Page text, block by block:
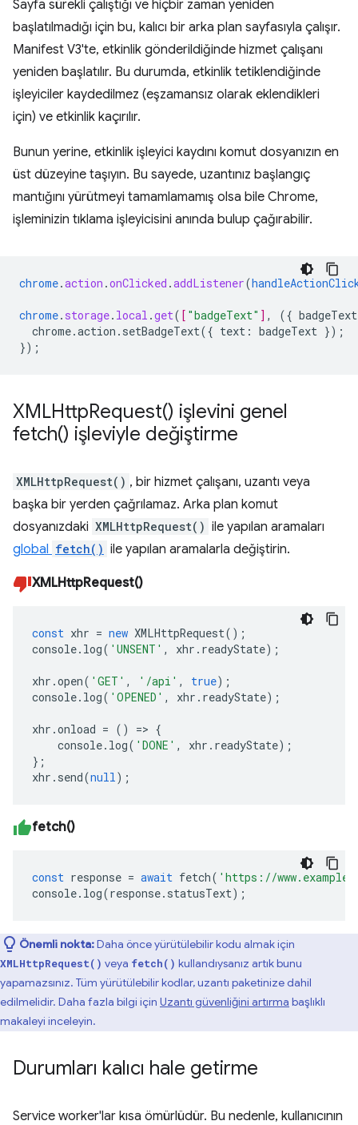
Sayfa sürekli çalıştığı ve hiçbir zaman yeniden
başlatılmadığı için bu, kalıcı bir arka plan sayfasıyla çalışır.
Manifest V3'te, etkinlik gönderildiğinde hizmet çalışanı
yeniden başlatılır. Bu durumda, etkinlik tetiklendiğinde
işleyiciler kaydedilmez (eşzamansız olarak eklendikleri
için) ve etkinlik kaçırılır.
Bunun yerine, etkinlik işleyici kaydını komut dosyanızın en
üst düzeyine taşıyın. Bu sayede, uzantınız başlangıç
mantığını yürütmeyi tamamlamamış olsa bile Chrome,
işleminizin tıklama işleyicisini anında bulup çağırabilir.
chrome.action .onClicked .addListener(
chrome. storage. local .get( [ "badgeText" ] , ({ badgeText
chrome.action.setBadgeText({ text : badgeText });
});
XMLHttpRequest() işlevini genel
fetch() işleviyle değiştirme
XMLHttpRequest() , bir hizmet çalışanı, uzantı veya
başka bir yerden çağrılamaz. Arka plan komut
dosyanızdaki XMLHttpRequest() ile yapılan aramaları
global fetch() ile yapılan aramalarla değiştirin.
XMLHttpRequest()
const xhr = new XMLHttpRequest();
console. log( 'UNSENT' , xhr . readyState);
xhr .open( 'GET' , '/api' , true);
console. log( 'OPENED' , xhr . readyState);
xhr .onload = () => {
console. log( 'DONE' , xhr . readyState);
};
xhr . send(null );
fetch()
const response = await fetch( 'https://
console. log(response. statusText);
Önemli nokta:Daha önce yürütülebilir kodu almak için
XMLHttpRequest() veya fetch() kullandıysanız artık bunu
yapamazsınız. Tüm yürütülebilir kodlar, uzantı paketinize dahil
edilmelidir. Daha fazla bilgi için Uzantı güvenliğini artırma başlıklı
makaleyi inceleyin.
Durumları kalıcı hale getirme
Service worker'lar kısa ömürlüdür. Bu nedenle, kullanıcının